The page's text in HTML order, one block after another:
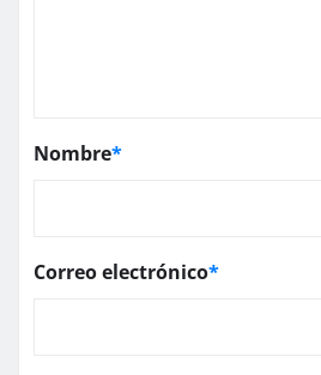
Nombre*
Correo electrónico*